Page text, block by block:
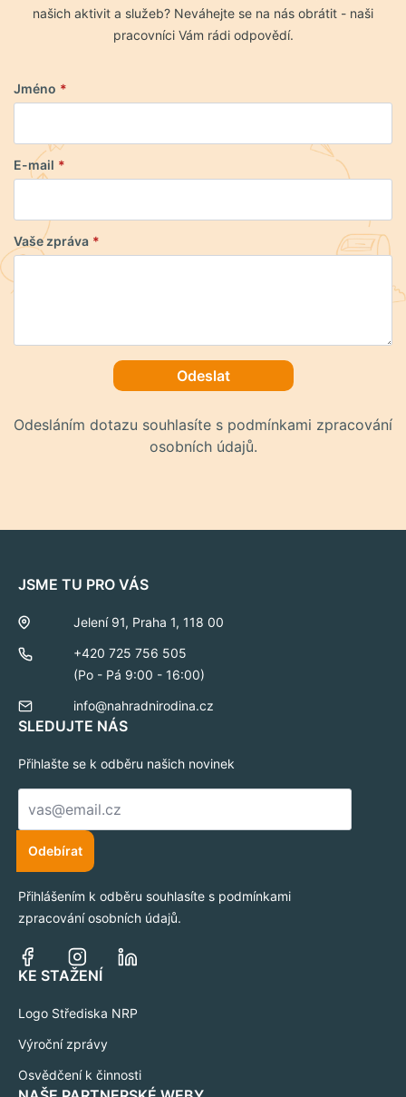
našich aktivit a služeb? Neváhejte se na nás obrátit - naši
pracovníci Vám rádi odpovědí.
Jméno *
E-mail *
Vaše zpráva *
Odeslat
Odesláním dotazu souhlasíte s podmínkami zpracování
osobních údajů.
JSME TU PRO VÁS
Jelení 91, Praha 1, 118 00
+420 725 756 505
(Po - Pá 9:00 - 16:00)
info@nahradnirodina.cz
SLEDUJTE NÁS
Přihlašte se k odběru našich novinek
E-
mail
Odebírat
Přihlášením k odběru souhlasíte s podmínkami
zpracování osobních údajů.
KE STAŽENÍ
Logo Střediska NRP
Výroční zprávy
Osvědčení k činnosti